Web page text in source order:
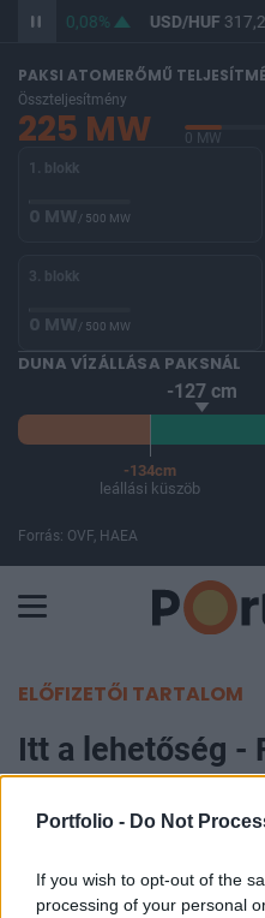
Portfolio - Do Not
If you wish to opt-out of the
processing of your personal
365,70 0,08% USD/HUF
PAKSI ATOMERŐMŰ
Összteljesítmény
225 MW 0 MW
1. blokk
0 MW/ 500 MW
3. blokk
0 MW/ 500 MW
DUNA VÍZÁLLÁSA PAKSNÁL
-127 cm
-134cm
leállási küszöb
Forrás: OVF, HAEA
ELŐFIZETŐI TARTALOM
Itt a lehetőség -
vásárolhatunk
2011. szeptember 07. 14:22